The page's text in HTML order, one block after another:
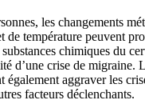
les changements
de température peuvent
chimiques du
d’une crise de migraine.
également aggraver les
facteurs déclenchants.